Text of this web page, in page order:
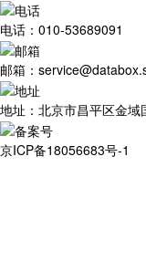
电话：010-53689091
邮箱：
地址：北京市昌平区金域
京ICP备18056683号-1